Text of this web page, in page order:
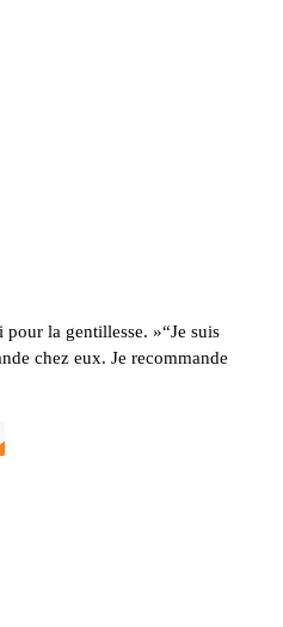
pour la gentillesse. »“Je suis
chez eux. Je recommande